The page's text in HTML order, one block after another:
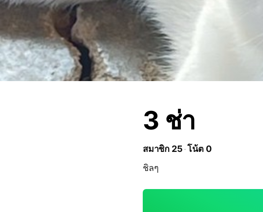
3 ช่า
สมาชิก 25 โน้ต 0
ชิลๆ